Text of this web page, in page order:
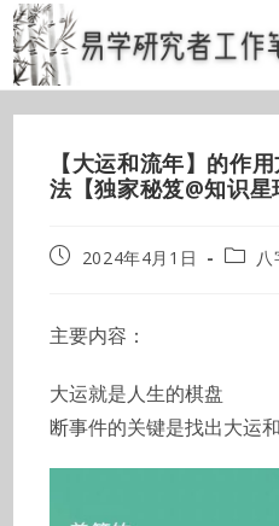
Skip
to
content
【大运和流年】的作
法【独家秘笈@知识星
Post2024年4月1日
Post八
主要内容：
大运就是人生的棋盘
断事件的关键是找出大运